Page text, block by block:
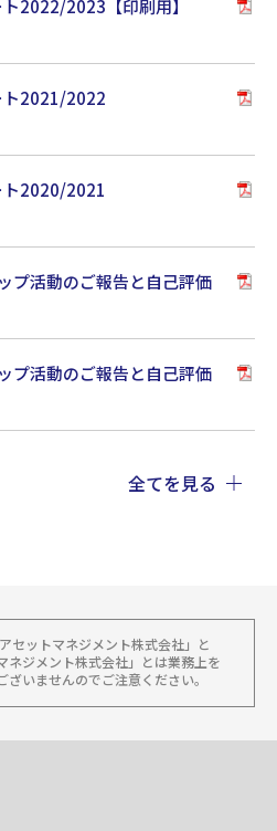
2022/2023【印刷用】
ト2021/2022
ト2020/2021
プ活動のご報告と自己評価
プ活動のご報告と自己評価
活動のご報告
全てを見る
セットマネジメント株式会社」と
ネジメント株式会社」とは業務上を
いませんのでご注意ください。